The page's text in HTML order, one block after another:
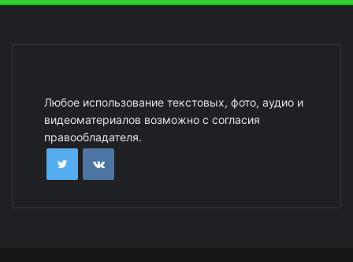
Любое использование текстовых, фото, аудио и
видеоматериалов возможно с согласия
правообладателя.